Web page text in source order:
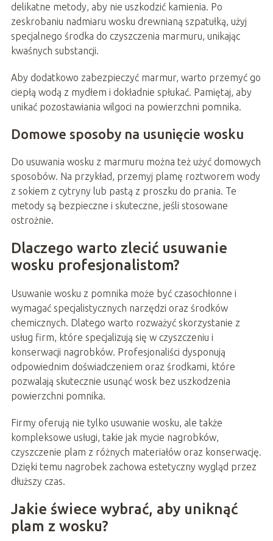
delikatne metody, aby nie uszkodzić kamienia. Po
zeskrobaniu nadmiaru wosku drewnianą szpatułką, użyj
specjalnego środka do czyszczenia marmuru, unikając
kwaśnych substancji.
Aby dodatkowo zabezpieczyć marmur, warto przemyć go
ciepłą wodą z mydłem i dokładnie spłukać. Pamiętaj, aby
unikać pozostawiania wilgoci na powierzchni pomnika.
Domowe sposoby na usunięcie wosku
Do usuwania wosku z marmuru można też użyć domowych
sposobów. Na przykład, przemyj plamę roztworem wody
z sokiem z cytryny lub pastą z proszku do prania. Te
metody są bezpieczne i skuteczne, jeśli stosowane
ostrożnie.
Dlaczego warto zlecić usuwanie
wosku profesjonalistom?
Usuwanie wosku z pomnika może być czasochłonne i
wymagać specjalistycznych narzędzi oraz środków
chemicznych. Dlatego warto rozważyć skorzystanie z
usług firm, które specjalizują się w czyszczeniu i
konserwacji nagrobków. Profesjonaliści dysponują
odpowiednim doświadczeniem oraz środkami, które
pozwalają skutecznie usunąć wosk bez uszkodzenia
powierzchni pomnika.
Firmy oferują nie tylko usuwanie wosku, ale także
kompleksowe usługi, takie jak mycie nagrobków,
czyszczenie plam z różnych materiałów oraz konserwację.
Dzięki temu nagrobek zachowa estetyczny wygląd przez
dłuższy czas.
Jakie świece wybrać, aby uniknąć
plam z wosku?